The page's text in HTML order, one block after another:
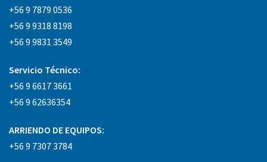
+56 9 7879 0536
+56 9 9318 8198
+56 9 9831 3549
Servicio Técnico:
+56 9 6617 3661
+56 9 62636354
ARRIENDO DE EQUIPOS:
+56 9 7307 3784